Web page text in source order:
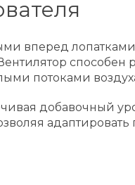
вперед
способен
потоками
добавочный